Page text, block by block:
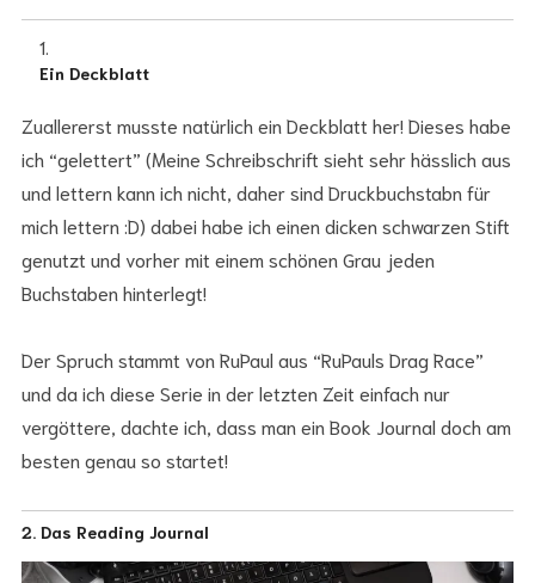
Ein Deckblatt
Zuallererst musste natürlich ein Deckblatt her! Dieses habe
ich “gelettert” (Meine Schreibschrift sieht sehr hässlich aus
und lettern kann ich nicht, daher sind Druckbuchstabn für
mich lettern :D) dabei habe ich einen dicken schwarzen Stift
genutzt und vorher mit einem schönen Grau jeden
Buchstaben hinterlegt!
Der Spruch stammt von RuPaul aus “RuPauls Drag Race”
und da ich diese Serie in der letzten Zeit einfach nur
vergöttere, dachte ich, dass man ein Book Journal doch am
besten genau so startet!
2. Das Reading Journal